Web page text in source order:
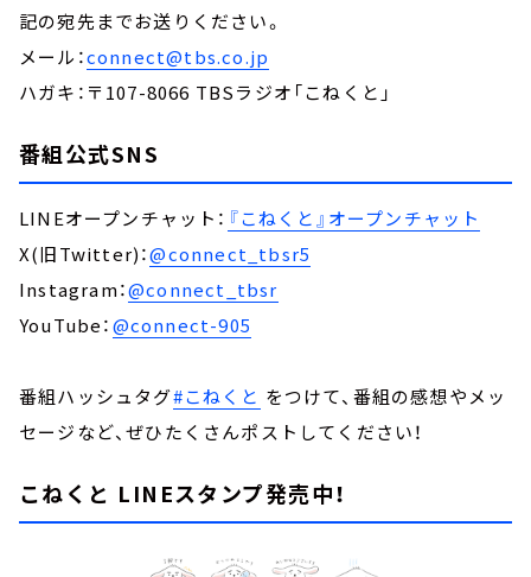
記の宛先までお送りください。
メール：connect@tbs.co.jp
ハガキ：〒107-8066 TBSラジオ「こねくと」
番組公式SNS
LINEオープンチャット： 『こねくと』オープンチャット
X(旧Twitter)：@connect_tbsr5
Instagram：@connect_tbsr
YouTube：@connect-905
番組ハッシュタグ#こねくと をつけて、番組の感想やメッ
セージなど、ぜひたくさんポストしてください！
こねくと LINEスタンプ発売中！